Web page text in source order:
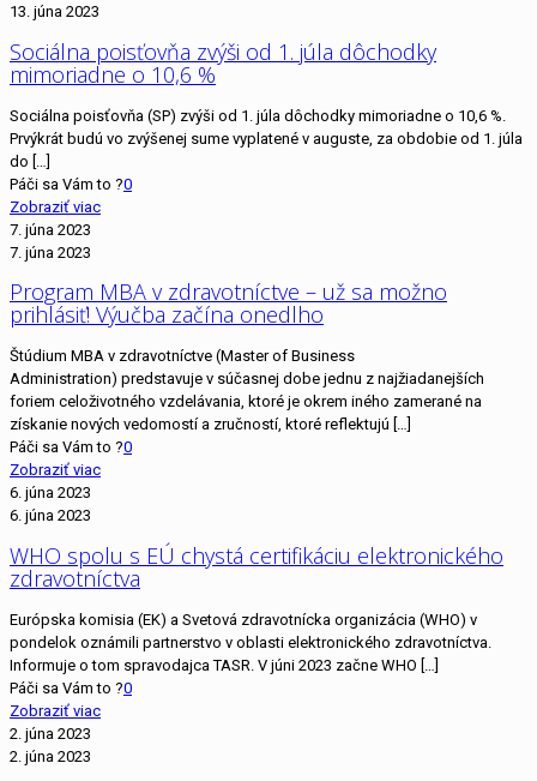
13. júna 2023
Sociálna poisťovňa zvýši od 1. júla dôchodky
mimoriadne o 10,6 %
Sociálna poisťovňa (SP) zvýši od 1. júla dôchodky mimoriadne o 10,6 %.
Prvýkrát budú vo zvýšenej sume vyplatené v auguste, za obdobie od 1. júla
do […]
Páči sa Vám to ?0
Zobraziť viac
7. júna 2023
7. júna 2023
Program MBA v zdravotníctve – už sa možno
prihlásiť! Výučba začína onedlho
Štúdium MBA v zdravotníctve (Master of Business
Administration) predstavuje v súčasnej dobe jednu z najžiadanejších
foriem celoživotného vzdelávania, ktoré je okrem iného zamerané na
získanie nových vedomostí a zručností, ktoré reflektujú […]
Páči sa Vám to ?0
Zobraziť viac
6. júna 2023
6. júna 2023
WHO spolu s EÚ chystá certifikáciu elektronického
zdravotníctva
Európska komisia (EK) a Svetová zdravotnícka organizácia (WHO) v
pondelok oznámili partnerstvo v oblasti elektronického zdravotníctva.
Informuje o tom spravodajca TASR. V júni 2023 začne WHO […]
Páči sa Vám to ?0
Zobraziť viac
2. júna 2023
2. júna 2023